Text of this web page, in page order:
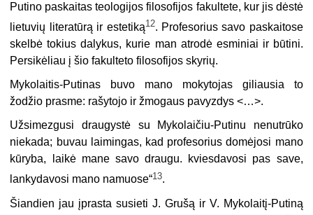
Putino paskaitas teologi­jos filosofijos fakultete, kur jis dėstė
lietuvių literatūrą ir estetiką12. Pro­fesorius savo paskaitose
skelbė tokius dalykus, kurie man atrodė esminiai ir būtini.
Persikėliau į šio fakulteto filosofijos skyrių.
Mykolaitis-Putinas buvo mano mokytojas giliausia to
žodžio prasme: rašytojo ir žmogaus pavyzdys <…>.
Užsimezgusi draugystė su Mykolaičiu-Putinu nenutrūko
niekada; buvau laimingas, kad profesorius domėjosi mano
kūryba, laikė mane savo drau­gu. kviesdavosi pas save,
lankydavosi mano namuose“13.
Šiandien jau įprasta susieti J. Grušą ir V. Mykolaitį-Putiną